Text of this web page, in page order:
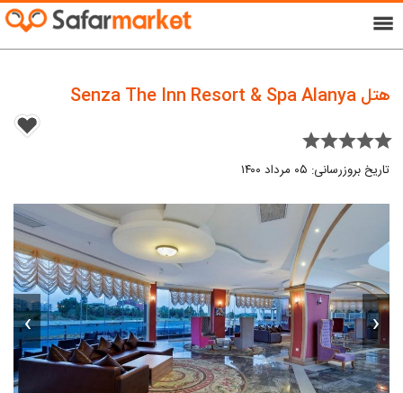
menu
هتل Senza The Inn Resort & Spa Alanya
star star star star star
تاریخ بروزرسانی: ۰۵ مرداد ۱۴۰۰
‹
›